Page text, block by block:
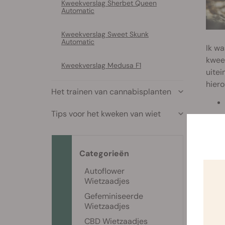
Ik
Kweekverslag Sherbet Queen
Automatic
Kweekverslag Sweet Skunk
Automatic
Kweekverslag Medusa F1
Het trainen van cannabisplanten
Tips voor het kweken van wiet
Categorieën
Autoflower
Wietzaadjes
Gefeminiseerde
Wietzaadjes
CBD Wietzaadjes